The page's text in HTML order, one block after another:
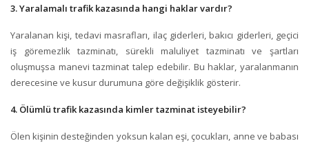
3. Yaralamalı trafik kazasında hangi haklar vardır?
Yaralanan kişi, tedavi masrafları, ilaç giderleri, bakıcı giderleri, geçici
iş göremezlik tazminatı, sürekli maluliyet tazminatı ve şartları
oluşmuşsa manevi tazminat talep edebilir. Bu haklar, yaralanmanın
derecesine ve kusur durumuna göre değişiklik gösterir.
4. Ölümlü trafik kazasında kimler tazminat isteyebilir?
Ölen kişinin desteğinden yoksun kalan eşi, çocukları, anne ve babası